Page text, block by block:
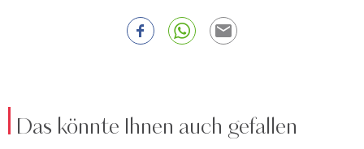
Das könnte Ihnen auch gefallen